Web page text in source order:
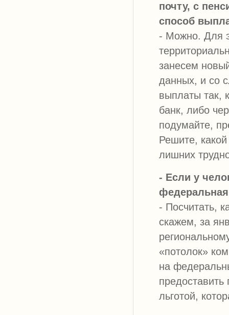
почту, с
способ
- Можно. Для
занесем
данных, и со
выплаты так,
банк, либо
подумайте,
Решите,
лишних
- Если у
- Посчитать,
скажем, за
«потолок»
на
предоставить
льготой,